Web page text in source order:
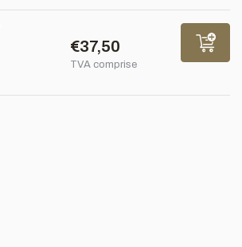
€37,50
TVA comprise